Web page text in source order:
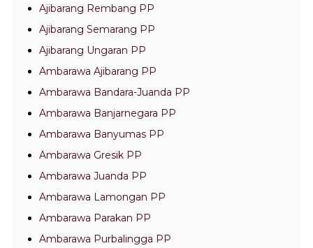
Ajibarang Rembang PP
Ajibarang Semarang PP
Ajibarang Ungaran PP
Ambarawa Ajibarang PP
Ambarawa Bandara-Juanda PP
Ambarawa Banjarnegara PP
Ambarawa Banyumas PP
Ambarawa Gresik PP
Ambarawa Juanda PP
Ambarawa Lamongan PP
Ambarawa Parakan PP
Ambarawa Purbalingga PP